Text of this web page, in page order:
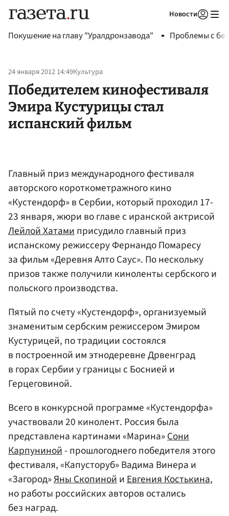
Новости
Покушение на главу "Уралдронзавода" Проблемы с
24 января 2012 14:49Культура
Победителем кинофестиваля
Эмира Кустурицы стал
испанский фильм
Главный приз международного фестиваля
авторского короткометражного кино
«Кустендорф» в Сербии, который проходил 17-
23 января, жюри во главе с иранской актрисой
Лейлой Хатамиприсудило главный приз
испанскому режиссеру Фернандо Помаресу
за фильм «Деревня Алто Саус». По нескольку
призов также получили киноленты сербского и
польского производства.
Пятый по счету «Кустендорф», организуемый
знаменитым сербским режиссером Эмиром
Кустурицей, по традиции состоялся
в построенной им этнодеревне Дрвенград
в горах Сербии у границы с Боснией и
Герцеговиной.
Всего в конкурсной программе «Кустендорфа»
участвовали 20 кинолент. Россия была
представлена картинами «Марина»Сони
Карпуниной- прошлогоднего победителя этого
фестиваля, «Капусторуб» Вадима Винера и
«Загород»Яны СкопинойиЕвгения Костькина,
но работы российских авторов остались
без наград.